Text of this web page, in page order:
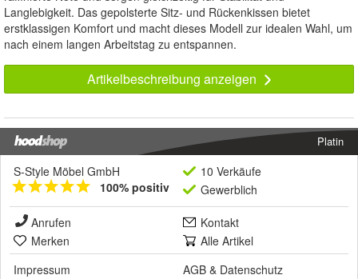
Platin
100% positiv
Gewerblich
Merken
Alle Artikel
Impressum
AGB & Datenschutz
Widerrufsbelehrung
Produktrezensionen
So beurteilen Kunden dieses Produkt.